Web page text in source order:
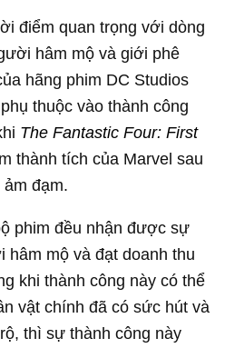
điểm quan trọng với dòng
hâm mộ và giới phê
hãng phim DC Studios
thuộc vào thành công
The Fantastic Four: First
thành tích của Marvel sau
đạm.
phim đều nhận được sự
hâm mộ và đạt doanh thu
khi thành công này có thể
vật chính đã có sức hút và
thì sự thành công này